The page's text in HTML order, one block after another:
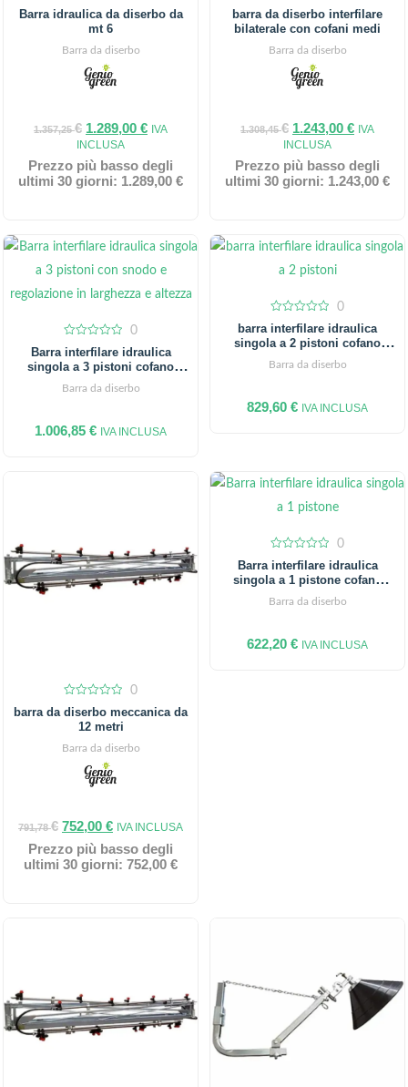
out
Barra idraulica da diserbo da
mt 6
Barra da diserbo
1.357,25€ 1.289,00 € IVA
INCLUSA
Prezzo più basso degli
ultimi 30 giorni: 1.289,00 €
0
out
of
barra da diserbo interfilare
bilaterale con cofani medi
Barra da diserbo
1.308,45€ 1.243,00 € IVA
INCLUSA
Prezzo più basso degli
ultimi 30 giorni: 1.243,00 €
0
out
of
0
Barra interfilare idraulica
singola a 3 pistoni cofano
medio
Barra da diserbo
1.006,85 € IVA INCLUSA
0
out
of
0
barra interfilare idraulica
singola a 2 pistoni cofano
medio
Barra da diserbo
829,60 € IVA INCLUSA
0
out
0
barra da diserbo meccanica da
12 metri
Barra da diserbo
791,78€ 752,00 € IVA INCLUSA
Prezzo più basso degli
ultimi 30 giorni: 752,00 €
0
out
of
0
Barra interfilare idraulica
singola a 1 pistone cofano
medio
Barra da diserbo
622,20 € IVA INCLUSA